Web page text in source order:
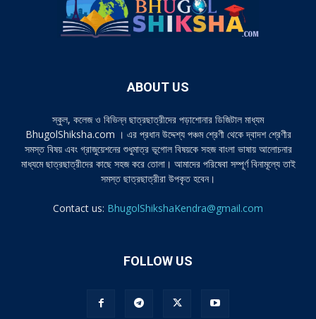
ABOUT US
স্কুল, কলেজ ও বিভিন্ন ছাত্রছাত্রীদের পড়াশোনার ডিজিটাল মাধ্যম
BhugolShiksha.com । এর প্রধান উদ্দেশ্য পঞ্চম শ্রেণী থেকে দ্বাদশ শ্রেণীর
সমস্ত বিষয় এবং গ্রাজুয়েশনের শুধুমাত্র ভূগোল বিষয়কে সহজ বাংলা ভাষায় আলোচনার
মাধ্যমে ছাত্রছাত্রীদের কাছে সহজ করে তোলা। আমাদের পরিষেবা সম্পূর্ণ বিনামূল্যে তাই
সমস্ত ছাত্রছাত্রীরা উপকৃত হবেন।
Contact us: BhugolShikshaKendra@gmail.com
FOLLOW US